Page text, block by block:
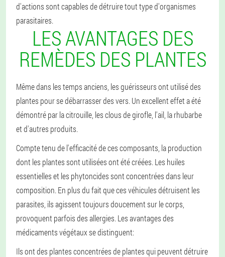
d'actions sont capables de détruire tout type d'organismes
parasitaires.
LES AVANTAGES DES
REMÈDES DES PLANTES
Même dans les temps anciens, les guérisseurs ont utilisé des
plantes pour se débarrasser des vers. Un excellent effet a été
démontré par la citrouille, les clous de girofle, l'ail, la rhubarbe
et d'autres produits.
Compte tenu de l'efficacité de ces composants, la production
dont les plantes sont utilisées ont été créées. Les huiles
essentielles et les phytoncides sont concentrées dans leur
composition. En plus du fait que ces véhicules détruisent les
parasites, ils agissent toujours doucement sur le corps,
provoquent parfois des allergies. Les avantages des
médicaments végétaux se distinguent:
Ils ont des plantes concentrées de plantes qui peuvent détruire